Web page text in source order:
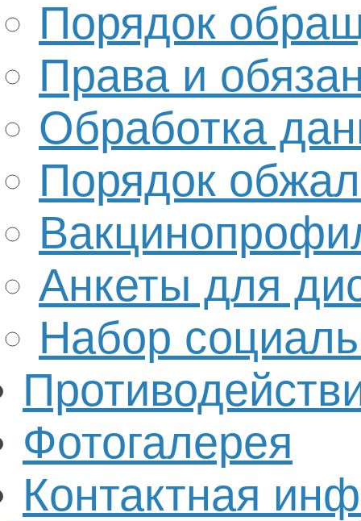
Порядок
Права и
Обработка
Порядок
Анкеты для
Набор
Фотогалерея
Контактная